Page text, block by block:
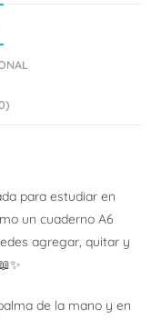
para estudiar en
un cuaderno A6
agregar, quitar y
de la mano y en